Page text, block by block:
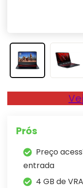
Prós
Preço
entrada
4 GB de